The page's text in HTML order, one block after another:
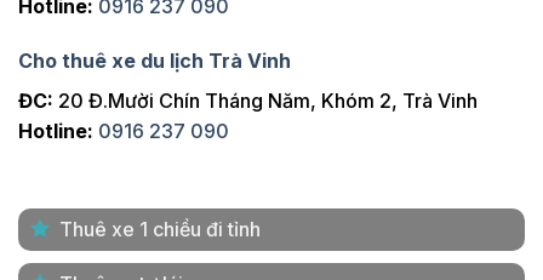
Hotline: 0916 237 090
Cho thuê xe du lịch Trà Vinh
ĐC: 20 Đ.Mười Chín Tháng Năm, Khóm 2, Trà Vinh
Hotline: 0916 237 090
Thuê xe 1 chiều đi tỉnh